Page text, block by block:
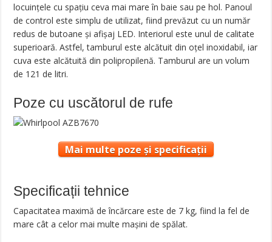
locuințele cu spațiu ceva mai mare în baie sau pe hol. Panoul
de control este simplu de utilizat, fiind prevăzut cu un număr
redus de butoane și afișaj LED. Interiorul este unul de calitate
superioară. Astfel, tamburul este alcătuit din oțel inoxidabil, iar
cuva este alcătuită din polipropilenă. Tamburul are un volum
de 121 de litri.
Poze cu uscătorul de rufe
Mai multe poze și specificații
Specificații tehnice
Capacitatea maximă de încărcare este de 7 kg, fiind la fel de
mare cât a celor mai multe mașini de spălat.